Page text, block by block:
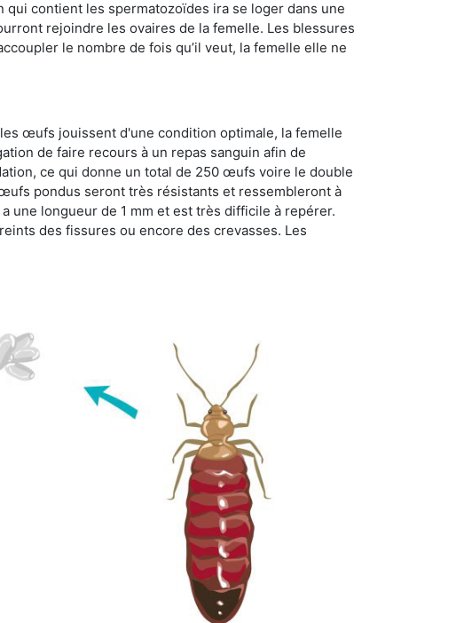
contient les spermatozoïdes ira se loger dans une
rejoindre les ovaires de la femelle. Les blessures
le nombre de fois qu’il veut, la femelle elle ne
œufs jouissent d'une condition optimale, la femelle
de faire recours à un repas sanguin afin de
ce qui donne un total de 250 œufs voire le double
pondus seront très résistants et ressembleront à
une longueur de 1 mm et est très difficile à repérer.
des fissures ou encore des crevasses. Les